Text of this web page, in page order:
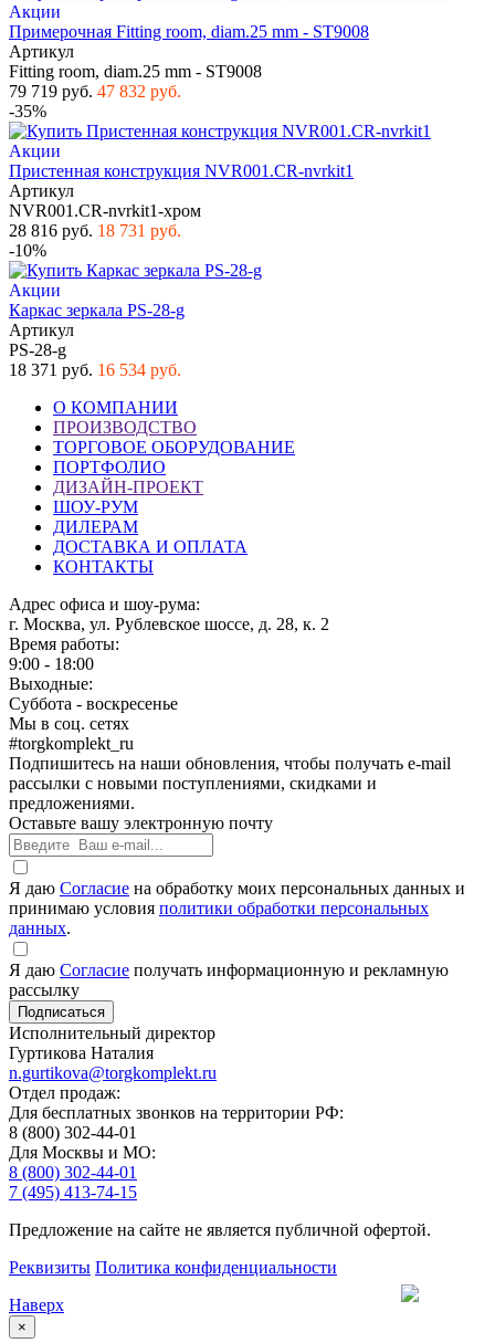
Акции
Примерочная Fitting room, diam.25 mm - ST9008
Артикул
Fitting room, diam.25 mm - ST9008
79 719 руб. 47 832 руб.
-35%
Акции
Пристенная конструкция NVR001.CR-nvrkit1
Артикул
NVR001.CR-nvrkit1-хром
28 816 руб. 18 731 руб.
-10%
Акции
Каркас зеркала PS-28-g
Артикул
PS-28-g
18 371 руб. 16 534 руб.
О КОМПАНИИ
ПРОИЗВОДСТВО
ТОРГОВОЕ ОБОРУДОВАНИЕ
ПОРТФОЛИО
ДИЗАЙН-ПРОЕКТ
ШОУ-РУМ
ДИЛЕРАМ
ДОСТАВКА И ОПЛАТА
КОНТАКТЫ
Адрес офиса и шоу-рума:
г. Москва, ул. Рублевское шоссе, д. 28, к. 2
Время работы:
9:00 - 18:00
Выходные:
Суббота - воскресенье
Мы в соц. сетях
#torgkomplekt_ru
Подпишитесь на наши обновления, чтобы получать e-mail
рассылки с новыми поступлениями, скидками и
предложениями.
Оставьте вашу электронную почту
Я даю Согласие на обработку моих персональных данных и
принимаю условия политики обработки персональных
данных.
Я даю Согласие получать информационную и рекламную
рассылку
Исполнительный директор
Гуртикова Наталия
n.gurtikova@torgkomplekt.ru
Отдел продаж:
Для бесплатных звонков на территории РФ:
8 (800) 302-44-01
Для Москвы и МО:
8 (800) 302-44-01
7 (495) 413-74-15
Предложение на сайте не является публичной офертой.
Реквизиты Политика конфиденциальности
Наверх
×